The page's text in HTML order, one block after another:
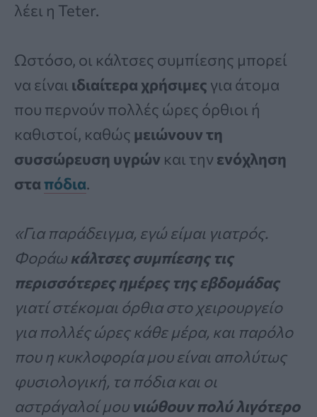
λέει η Teter.
Ωστόσο, οι κάλτσες συμπίεσης μπορεί
να είναι ιδιαίτερα χρήσιμες για άτομα
που περνούν πολλές ώρες όρθιοι ή
καθιστοί, καθώς μειώνουν τη
συσσώρευση υγρών και την ενόχληση
σταπόδια.
«Για παράδειγμα, εγώ είμαι γιατρός.
Φοράωκάλτσες συμπίεσης τις
περισσότερες ημέρες της εβδομάδας
γιατί στέκομαι όρθια στο χειρουργείο
για πολλές ώρες κάθε μέρα, και παρόλο
που η κυκλοφορία μου είναι απολύτως
φυσιολογική, τα πόδια και οι
αστράγαλοί μου νιώθουν πολύ λιγότερο